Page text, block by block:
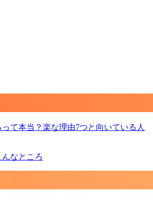
て本当？楽な理由7つと向いている人
なところ